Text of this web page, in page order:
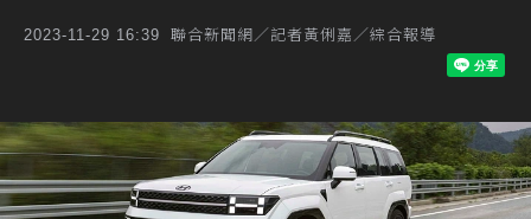
2023-11-29 16:39 聯合新聞網／記者黃俐嘉／綜合報導